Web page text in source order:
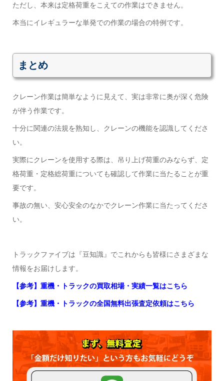
ただし、本来は定格荷重をこえての作業はできません。
本当にイレギュラーな単発での作業の場合の特例です。
まとめ
クレーン作業は簡単なように見えて、実は非常に奥が深く危険
が伴う作業です。
十分に関連の法規を熟知し、クレーンの機能を認識してくださ
い。
実際にクレーンを使用する際は、吊り上げ荷重のみならず、定
格荷重・定格総荷重についても確認して作業に当たることが重
要です。
事故の無い、安心安全のなかでクレーン作業に当たってくださ
い。
トラックファイブは『豆知識』でこれからも皆様にさまざまな
情報をお届けします。
【参考】重機・トラックの買取相場・実績一覧はこちら
【参考】重機・トラックの全国無料出張査定依頼はこちら